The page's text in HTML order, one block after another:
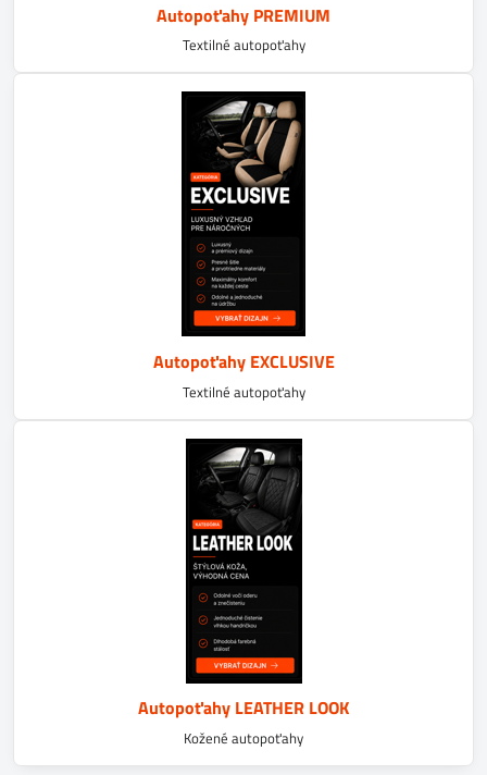
Autopoťahy PREMIUM
Textilné autopoťahy
Autopoťahy EXCLUSIVE
Textilné autopoťahy
Autopoťahy LEATHER LOOK
Kožené autopoťahy